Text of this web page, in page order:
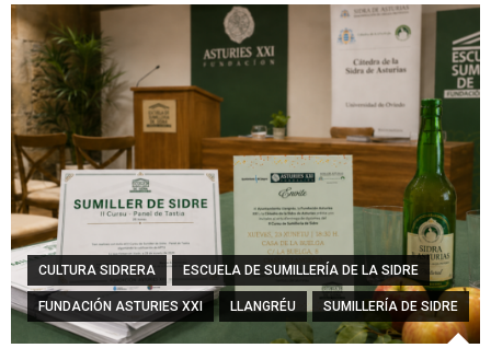
CULTURA SIDRERA ESCUELA DE SUMILLERÍA DE LA SIDRE
FUNDACIÓN ASTURIES XXI LLANGRÉU SUMILLERÍA DE SIDRE